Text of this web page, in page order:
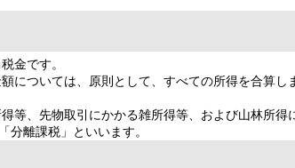
金です。
については、原則として、すべての所得を合算し
等、先物取引にかかる雑所得等、および山林所得
分離課税」といいます。